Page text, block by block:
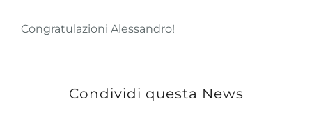
Congratulazioni Alessandro!
Condividi questa News